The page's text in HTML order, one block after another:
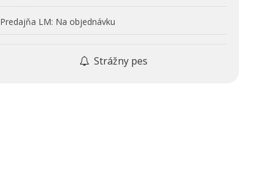
Predajňa LM: Na objednávku
Strážny pes